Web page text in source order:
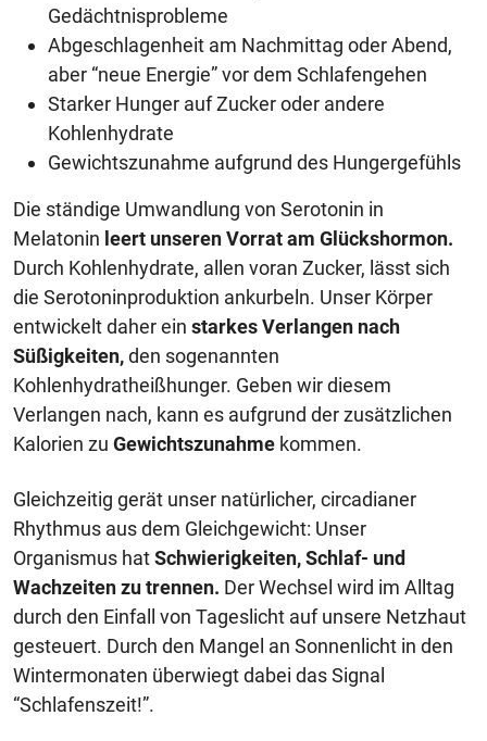
Gedächtnisprobleme
Abgeschlagenheit am Nachmittag oder Abend,
aber “neue Energie” vor dem Schlafengehen
Starker Hunger auf Zucker oder andere
Kohlenhydrate
Gewichtszunahme aufgrund des Hungergefühls
Die ständige Umwandlung von Serotonin in
Melatonin leert unseren Vorrat am Glückshormon.
Durch Kohlenhydrate, allen voran Zucker, lässt sich
die Serotoninproduktion ankurbeln. Unser Körper
entwickelt daher ein starkes Verlangen nach
Süßigkeiten,den sogenannten
Kohlenhydratheißhunger. Geben wir diesem
Verlangen nach, kann es aufgrund der zusätzlichen
Kalorien zu Gewichtszunahme kommen.
Gleichzeitig gerät unser natürlicher, circadianer
Rhythmus aus dem Gleichgewicht: Unser
Organismus hatSchwierigkeiten, Schlaf- und
Wachzeiten zu trennen. Der Wechsel wird im Alltag
durch den Einfall von Tageslicht auf unsere Netzhaut
gesteuert. Durch den Mangel an Sonnenlicht in den
Wintermonaten überwiegt dabei das Signal
“Schlafenszeit!”.